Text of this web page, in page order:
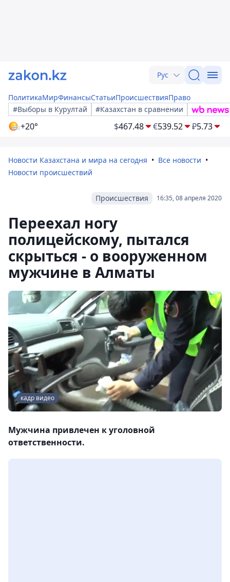
Рус
ПолитикаМирФинансыСтатьиПроисшествияПраво
#Выборы в Курултай
#Казахстан в сравнении
+20° $467.48 €539.52 ₽5.73
Новости Казахстана и мира на сегодня
Все новости
Новости происшествий
16:35, 08 апреля 2020
Происшествия
Переехал ногу
полицейскому, пытался
скрыться - о вооруженном
мужчине в Алматы
кадр видео
Мужчина привлечен к уголовной
ответственности.